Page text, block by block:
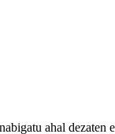
ahal dezaten